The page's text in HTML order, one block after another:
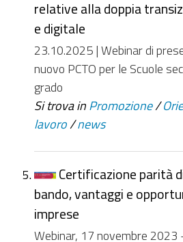
relative alla doppia
e digitale
23.10.2025 | Webinar di
nuovo PCTO per le Scuole
grado
Si trova in Promozione /
lavoro /news
Certificazione parità
bando, vantaggi e
imprese
Webinar, 17 novembre 2023